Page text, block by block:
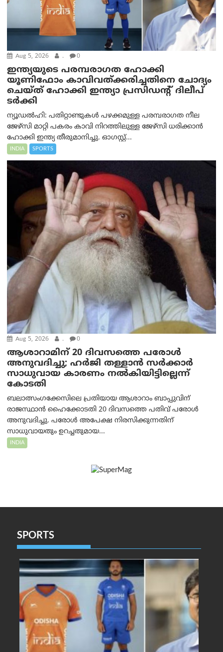
Aug 5, 2026 . 0
ഇന്ത്യയുടെ പരമ്പരാഗത ഹോക്കി
യൂണിഫോം കാവിവത്ക്കരിച്ചതിനെ ചോദ്യം
ചെയ്ത് ഹോക്കി ഇന്ത്യാ പ്രസിഡന്റ് ദിലീപ്
ടര്‍ക്കി
ന്യൂഡൽഹി: പതിറ്റാണ്ടുകൾ പഴക്കമുള്ള പരമ്പരാഗത നീല
ജേഴ്‌സി മാറ്റി പകരം കാവി നിറത്തിലുള്ള ജേഴ്‌സി ധരിക്കാൻ
ഹോക്കി ഇന്ത്യ തീരുമാനിച്ചു. ഓഗസ്റ്റ്...
INDIA SPORTS
Aug 5, 2026 . 0
ആശാറാമിന് 20 ദിവസത്തെ പരോൾ
അനുവദിച്ചു; ഹർജി തള്ളാൻ സർക്കാർ
സാധുവായ കാരണം നൽകിയിട്ടില്ലെന്ന്
കോടതി
ബലാത്സംഗക്കേസിലെ പ്രതിയായ ആശാറാം ബാപ്പുവിന്
രാജസ്ഥാൻ ഹൈക്കോടതി 20 ദിവസത്തെ പതിവ് പരോൾ
അനുവദിച്ചു. പരോൾ അപേക്ഷ നിരസിക്കുന്നതിന്
സാധുവായതും ഉറച്ചതുമായ...
INDIA
SPORTS